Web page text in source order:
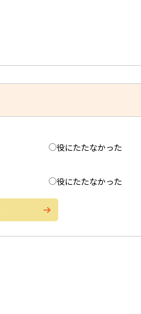
役にたたなかった
役にたたなかった